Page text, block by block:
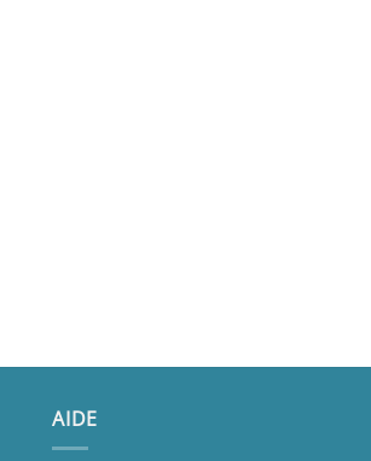
AIDE